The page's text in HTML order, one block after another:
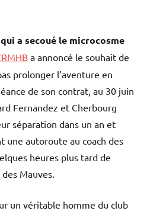
a secoué le microcosme
a annoncé le souhait de
prolonger l’aventure en
de son contrat, au 30 juin
Fernandez et Cherbourg
séparation dans un an et
autoroute au coach des
heures plus tard de
Mauves.
un véritable homme du club